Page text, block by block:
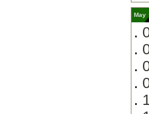
May
.
.
.
.
.